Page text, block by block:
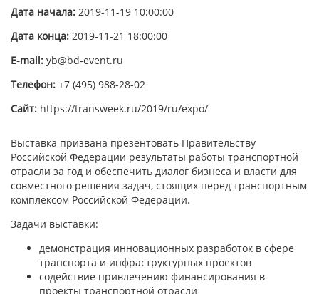
Дата начала: 2019-11-19 10:00:00
Дата конца: 2019-11-21 18:00:00
E-mail: yb@bd-event.ru
Телефон: +7 (495) 988-28-02
Сайт: https://transweek.ru/2019/ru/expo/
Выставка призвана презентовать Правительству
Российской Федерации результаты работы транспортной
отрасли за год и обеспечить диалог бизнеса и власти для
совместного решения задач, стоящих перед транспортным
комплексом Российской Федерации.
Задачи выставки:
демонстрация инновационных разработок в сфере
транспорта и инфраструктурных проектов
содействие привлечению финансирования в
проекты транспортной отрасли